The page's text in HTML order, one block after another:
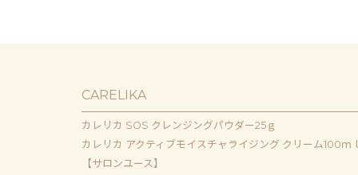
CARELIKA
カレリカ SOS クレンジングパウダー25ｇ
カレリカ アクティブモイスチャライジング クリーム100ｍｌ
【サロンユース】